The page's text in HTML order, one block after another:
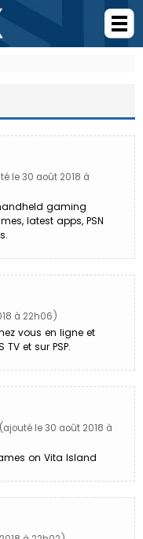
le 30 août 2018 à
gaming
latest apps, PSN
à 22h06)
vous en ligne et
et sur PSP.
le 30 août 2018 à
on Vita Island